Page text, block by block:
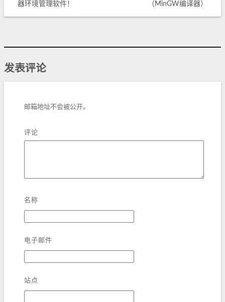
器环境管理软件！
（MinGW编译器）
发表评论
邮箱地址不会被公开。
评论
名称
电子邮件
站点